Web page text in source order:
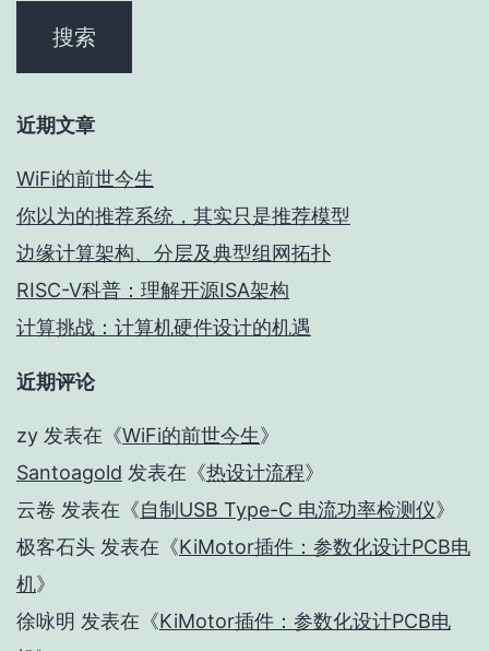
近期文章
WiFi的前世今生
你以为的推荐系统，其实只是推荐模型
边缘计算架构、分层及典型组网拓扑
RISC-V科普：理解开源ISA架构
计算挑战：计算机硬件设计的机遇
近期评论
zy 发表在《WiFi的前世今生》
Santoagold 发表在《热设计流程》
云卷 发表在《自制USB Type-C 电流功率检测仪》
极客石头 发表在《KiMotor插件：参数化设计PCB电
机》
徐咏明 发表在《KiMotor插件：参数化设计PCB电